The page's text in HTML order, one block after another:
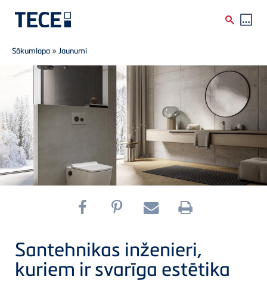
Skip to main content
Breadcrumb
Sākumlapa »Jaunumi
Santehnikas inženieri,
kuriem ir svarīga estētika